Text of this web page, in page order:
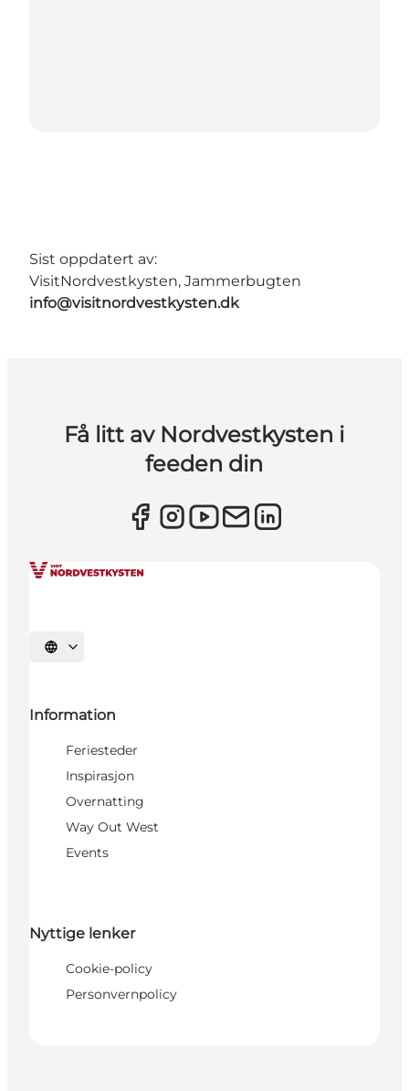
Sist oppdatert av:
VisitNordvestkysten, Jammerbugten
info@visitnordvestkysten.dk
Få litt av Nordvestkysten i
feeden din
Velg språk
Information
Feriesteder
Inspirasjon
Overnatting
Way Out West
Events
Nyttige lenker
Cookie-policy
Personvernpolicy